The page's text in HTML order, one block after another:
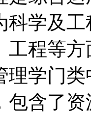
科学及
工程等
理学门
包含了